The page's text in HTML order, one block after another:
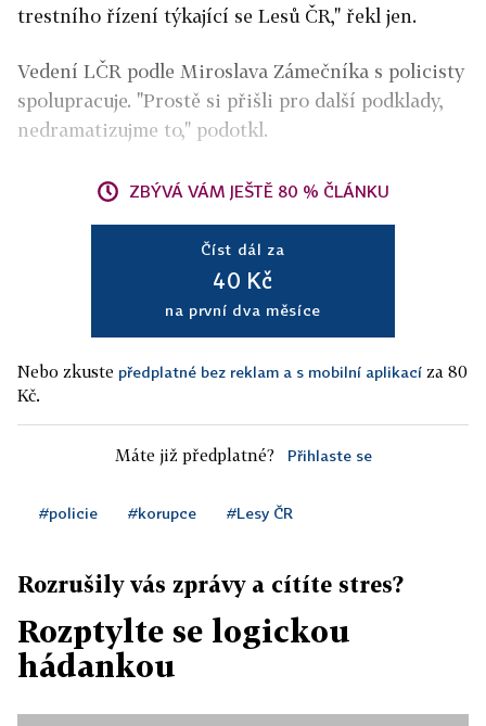
trestního řízení týkající se Lesů ČR," řekl jen.
Vedení LČR podle Miroslava Zámečníka s policisty
spolupracuje. "Prostě si přišli pro další podklady,
nedramatizujme to," podotkl.
ZBÝVÁ VÁM JEŠTĚ 80 % ČLÁNKU
Číst dál za
40 Kč
na první dva měsíce
Nebo zkuste předplatné bez reklam a s mobilní aplikací za 80
Kč.
Máte již předplatné? Přihlaste se
#policie #korupce #Lesy ČR
Rozrušily vás zprávy a cítíte stres?
Rozptylte se logickou
hádankou